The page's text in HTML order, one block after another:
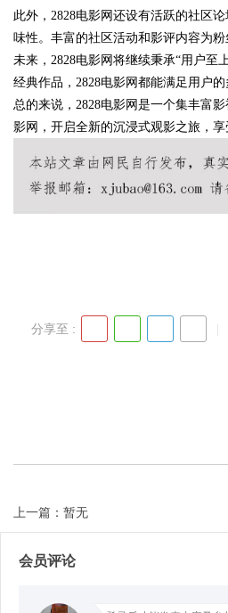
!
此外，2828电影网还设有活跃的社区
味性。丰富的社区活动和影评内容为
未来，2828电影网将继续秉承“用户至
经典作品，2828电影网都能满足用户
总的来说，2828电影网是一个集丰富
影网，开启全新的沉浸式观影之旅，
分享至 :
上一篇：暂无
会员评论